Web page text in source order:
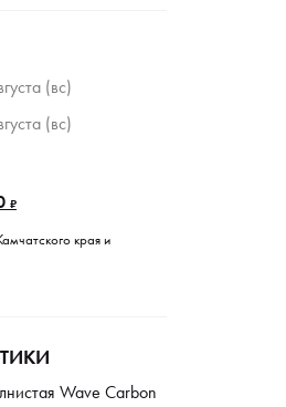
(вс)
(вс)
₽
края и
Wave Carbon